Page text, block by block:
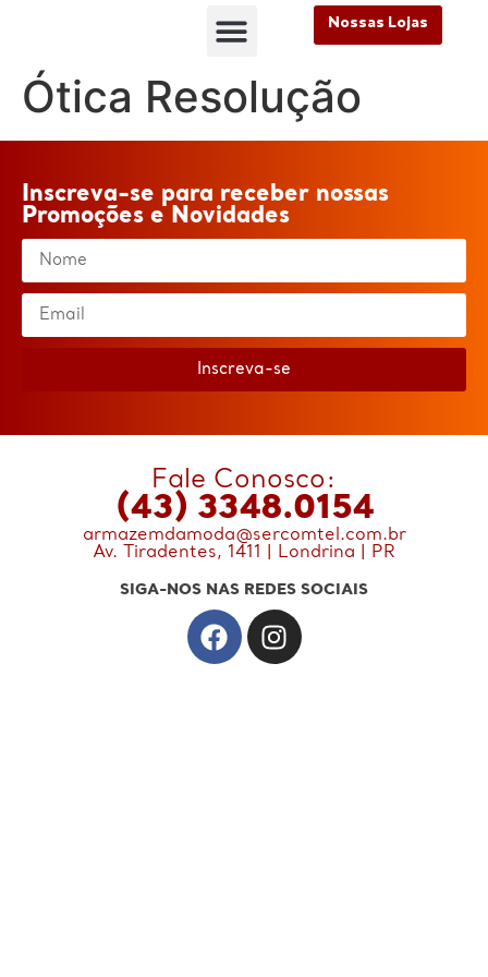
Nossas Lojas
Nossas Lojas
Ótica Resolução
Inscreva-se para receber nossas
Promoções e Novidades
Inscreva-se
Fale Conosco:
(43) 3348.0154
armazemdamoda@sercomtel.com.br
Av. Tiradentes, 1411 | Londrina | PR
SIGA-NOS NAS REDES SOCIAIS